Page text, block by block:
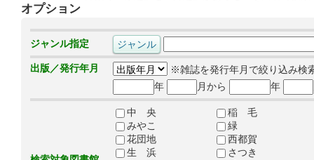
オプション
ジャンル指定
出版／発行年月
※雑誌を発行年月で絞り込み検
年
月から 年
中 央
稲 毛
みやこ
緑
花団地
西都賀
生 浜
さつき